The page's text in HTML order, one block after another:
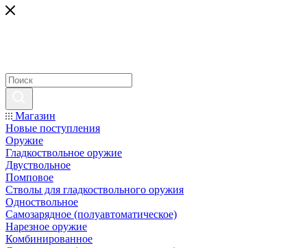
Магазин
Новые поступления
Оружие
Гладкоствольное оружие
Двуствольное
Помповое
Стволы для гладкоствольного оружия
Одноствольное
Самозарядное (полуавтоматическое)
Нарезное оружие
Комбинированное